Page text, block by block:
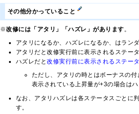
その他分かっていること
※改修には「アタリ」「ハズレ」があります 。
アタリになるか、ハズレになるか、はラン
アタリだと改修実行前に表示されるステー
ハズレだと改修実行前に表示されるステー
ただし、アタリの時とはボーナスの
表示されている上昇量が+3の場合は
なお、アタリハズレは各ステータスごとに
す。